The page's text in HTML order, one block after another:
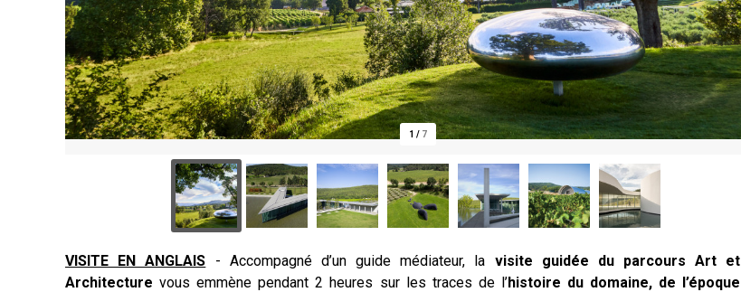
1 / 7
VISITE EN ANGLAIS - Accompagné d’un guide médiateur, la visite guidée du parcours Art et
Architecture vous emmène pendant 2 heures sur les traces de l’histoire du domaine, de l’époque